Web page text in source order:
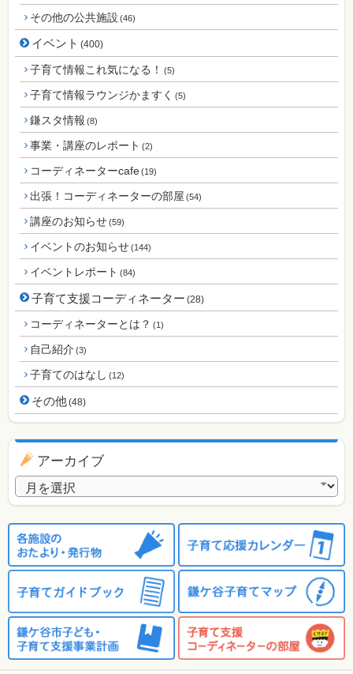
その他の公共施設 (46)
イベント (400)
子育て情報これ気になる！ (5)
子育て情報ラウンジかますく (5)
鎌スタ情報 (8)
事業・講座のレポート (2)
コーディネーターcafe(19)
出張！コーディネーターの部屋 (54)
講座のお知らせ(59)
イベントのお知らせ(144)
イベントレポート (84)
子育て支援コーディネーター (28)
コーディネーターとは？ (1)
自己紹介 (3)
子育てのはなし (12)
その他 (48)
アーカイブ
アーカイブ